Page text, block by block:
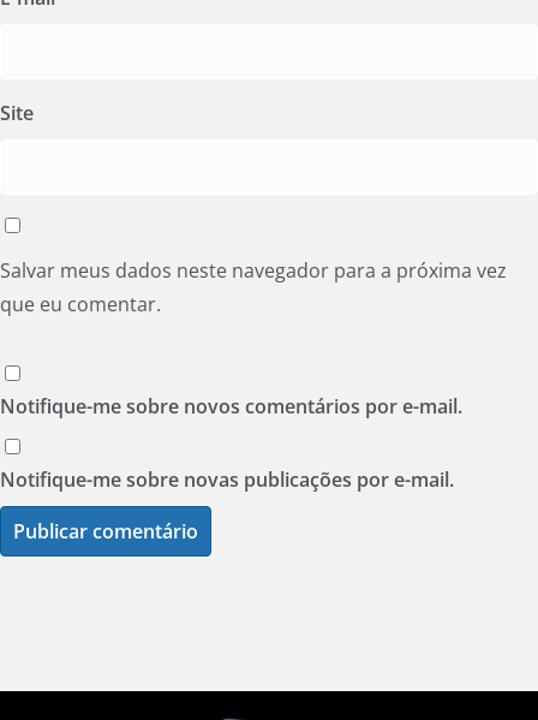
Site
Salvar meus dados neste navegador para a próxima vez
que eu comentar.
Notifique-me sobre novos comentários por e-mail.
Notifique-me sobre novas publicações por e-mail.